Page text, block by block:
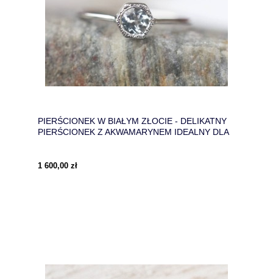
PIERŚCIONEK W BIAŁYM ZŁOCIE - DELIKATNY
PIERŚCIONEK Z AKWAMARYNEM IDEALNY DLA
1 600,00 zł